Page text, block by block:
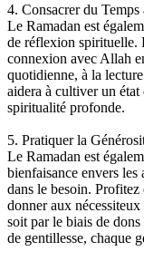
4. Consacrer du
Le Ramadan est
de réflexion spirituelle.
connexion avec Allah
quotidienne, à la
aidera à cultiver un
spiritualité profonde.
5. Pratiquer la
Le Ramadan est
bienfaisance envers les
dans le besoin. Profitez
donner aux
soit par le biais de
de gentillesse, chaque